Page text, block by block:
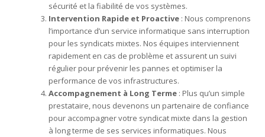
sécurité et la fiabilité de vos systèmes.
Intervention Rapide et Proactive : Nous comprenons
l’importance d’un service informatique sans interruption
pour les syndicats mixtes. Nos équipes interviennent
rapidement en cas de problème et assurent un suivi
régulier pour prévenir les pannes et optimiser la
performance de vos infrastructures.
Accompagnement à Long Terme : Plus qu’un simple
prestataire, nous devenons un partenaire de confiance
pour accompagner votre syndicat mixte dans la gestion
à long terme de ses services informatiques. Nous